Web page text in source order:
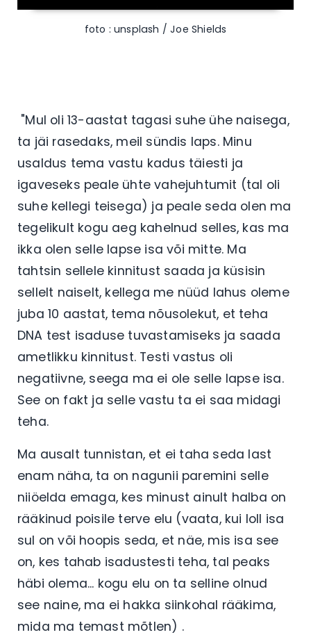
foto : unsplash / Joe Shields
"Mul oli 13-aastat tagasi suhe ühe naisega,
ta jäi rasedaks, meil sündis laps. Minu
usaldus tema vastu kadus täiesti ja
igaveseks peale ühte vahejuhtumit (tal oli
suhe kellegi teisega) ja peale seda olen ma
tegelikult kogu aeg kahelnud selles, kas ma
ikka olen selle lapse isa või mitte. Ma
tahtsin sellele kinnitust saada ja küsisin
sellelt naiselt, kellega me nüüd lahus oleme
juba 10 aastat, tema nõusolekut, et teha
DNA test isaduse tuvastamiseks ja saada
ametlikku kinnitust. Testi vastus oli
negatiivne, seega ma ei ole selle lapse isa.
See on fakt ja selle vastu ta ei saa midagi
teha.
Ma ausalt tunnistan, et ei taha seda last
enam näha, ta on nagunii paremini selle
niiöelda emaga, kes minust ainult halba on
rääkinud poisile terve elu (vaata, kui loll isa
sul on või hoopis seda, et näe, mis isa see
on, kes tahab isadustesti teha, tal peaks
häbi olema... kogu elu on ta selline olnud
see naine, ma ei hakka siinkohal rääkima,
mida ma temast mõtlen) .